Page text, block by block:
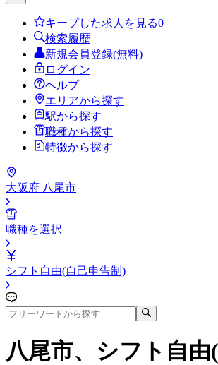
キープした求人を見る0
検索履歴
新規会員登録(無料)
ログイン
ヘルプ
エリアから探す
駅から探す
職種から探す
特徴から探す
大阪府 八尾市
職種を選択
シフト自由(自己申告制)
八尾市、シフト自由